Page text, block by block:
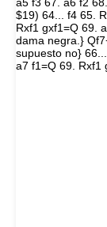
$19) 64... f4 65.
Rxf1 gxf1=Q 69.
dama negra.}
supuesto no}
a7 f1=Q 69. Rxf1